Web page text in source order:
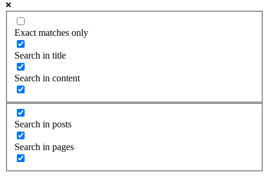
Exact matches only
Search in title
Search in content
Search in posts
Search in pages